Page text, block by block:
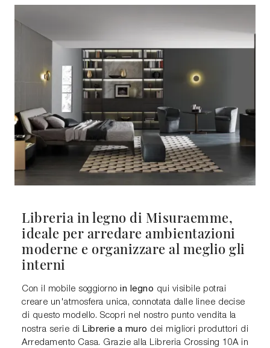
Libreria in legno di Misuraemme,
ideale per arredare ambientazioni
moderne e organizzare al meglio gli
interni
Con il mobile soggiorno in legno qui visibile potrai
creare un'atmosfera unica, connotata dalle linee decise
di questo modello. Scopri nel nostro punto vendita la
nostra serie di Librerie a muro dei migliori produttori di
Arredamento Casa. Grazie alla Libreria Crossing 10A in